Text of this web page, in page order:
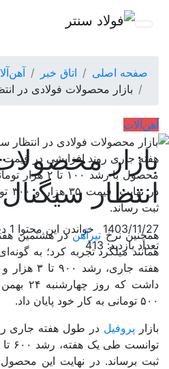
صفحه اصلی اتاق خبر
بازار محصولات فولادی در
آهن‌آلات
بازار
انتظار
1403/11/27
خواندن این محتوا 1 دقیقه و 31 ثانیه زمان می‌برد
تعداد بازدید: 413
هفته جاری روند افزایشی در قیمت
محصول با رشد
در
ثبت رساند.
همچنین نرخ تیرآهن در هشتمین
همانند میلگرد تجربه کرد؛ به
۵۰۰ تومانی به کار خود پایان داد.
بازار پروفیل در طول هفته جاری
ثبت برساند. در نهایت این